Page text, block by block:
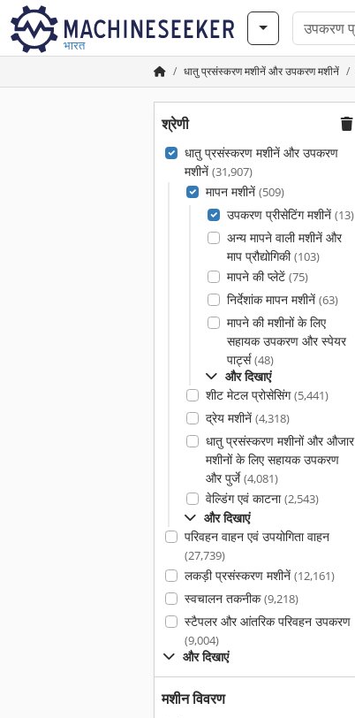
भारत
धातु प्रसंस्करण मशीनें और उपकरण मशीनें
श्रेणी
धातु प्रसंस्करण मशीनें और उपकरण
मशीनें (31,907)
मापन मशीनें (509)
उपकरण प्रीसेटिंग मशीनें (13)
अन्य मापने वाली मशीनें और
माप प्रौद्योगिकी(103)
मापने की प्लेटें (75)
निर्देशांक मापन मशीनें (63)
मापने की मशीनों के लिए
सहायक उपकरण और स्पेयर
पार्ट्स(48)
और दिखाएं
शीट मेटल प्रोसेसिंग(5,441)
द्रेय मशीनें (4,318)
धातु प्रसंस्करण मशीनों और औजार
मशीनों के लिए सहायक उपकरण
और पुर्जे(4,081)
वेल्डिंग एवं काटना(2,543)
और दिखाएं
परिवहन वाहन एवं उपयोगिता वाहन
(27,739)
लकड़ी प्रसंस्करण मशीनें (12,161)
स्वचालन तकनीक(9,218)
स्टैपलर और आंतरिक परिवहन उपकरण
(9,004)
और दिखाएं
मशीन विवरण